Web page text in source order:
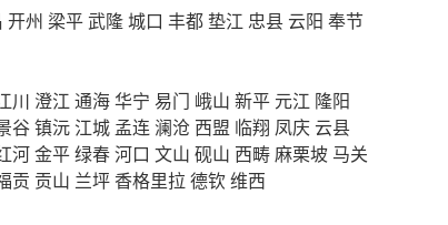
开州 梁平武隆城口 丰都 垫江 忠县 云阳 奉节
川 澄江 通海华宁 易门 峨山 新平 元江 隆阳
谷镇沅 江城 孟连 澜沧 西盟 临翔 凤庆 云县
河金平绿春河口 文山 砚山 西畴麻栗坡 马关
贡 贡山 兰坪 香格里拉 德钦维西